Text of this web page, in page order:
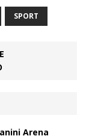
SPORT
Arena